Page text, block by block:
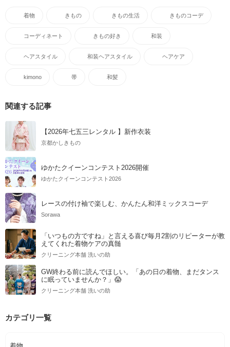
着物 きもの きもの生活 きものコーデ
コーディネート きもの好き 和装
ヘアスタイル 和装ヘアスタイル ヘアケア
kimono 帯 和髪
関連する記事
【2026年七五三レンタル 】新作衣装
京都かしきもの
ゆかたクイーンコンテスト2026開催
ゆかたクイーンコンテスト2026
レースの付け袖で楽しむ、かんたん和洋ミックスコーデ
Sorawa
「いつもの方ですね」と言える喜び毎月2割のリピーターが教
えてくれた着物ケアの真髄
クリーニング本舗 洗いの助
GW終わる前に読んでほしい。「あの日の着物、まだタンス
に眠っていませんか？」😱
クリーニング本舗 洗いの助
カテゴリ一覧